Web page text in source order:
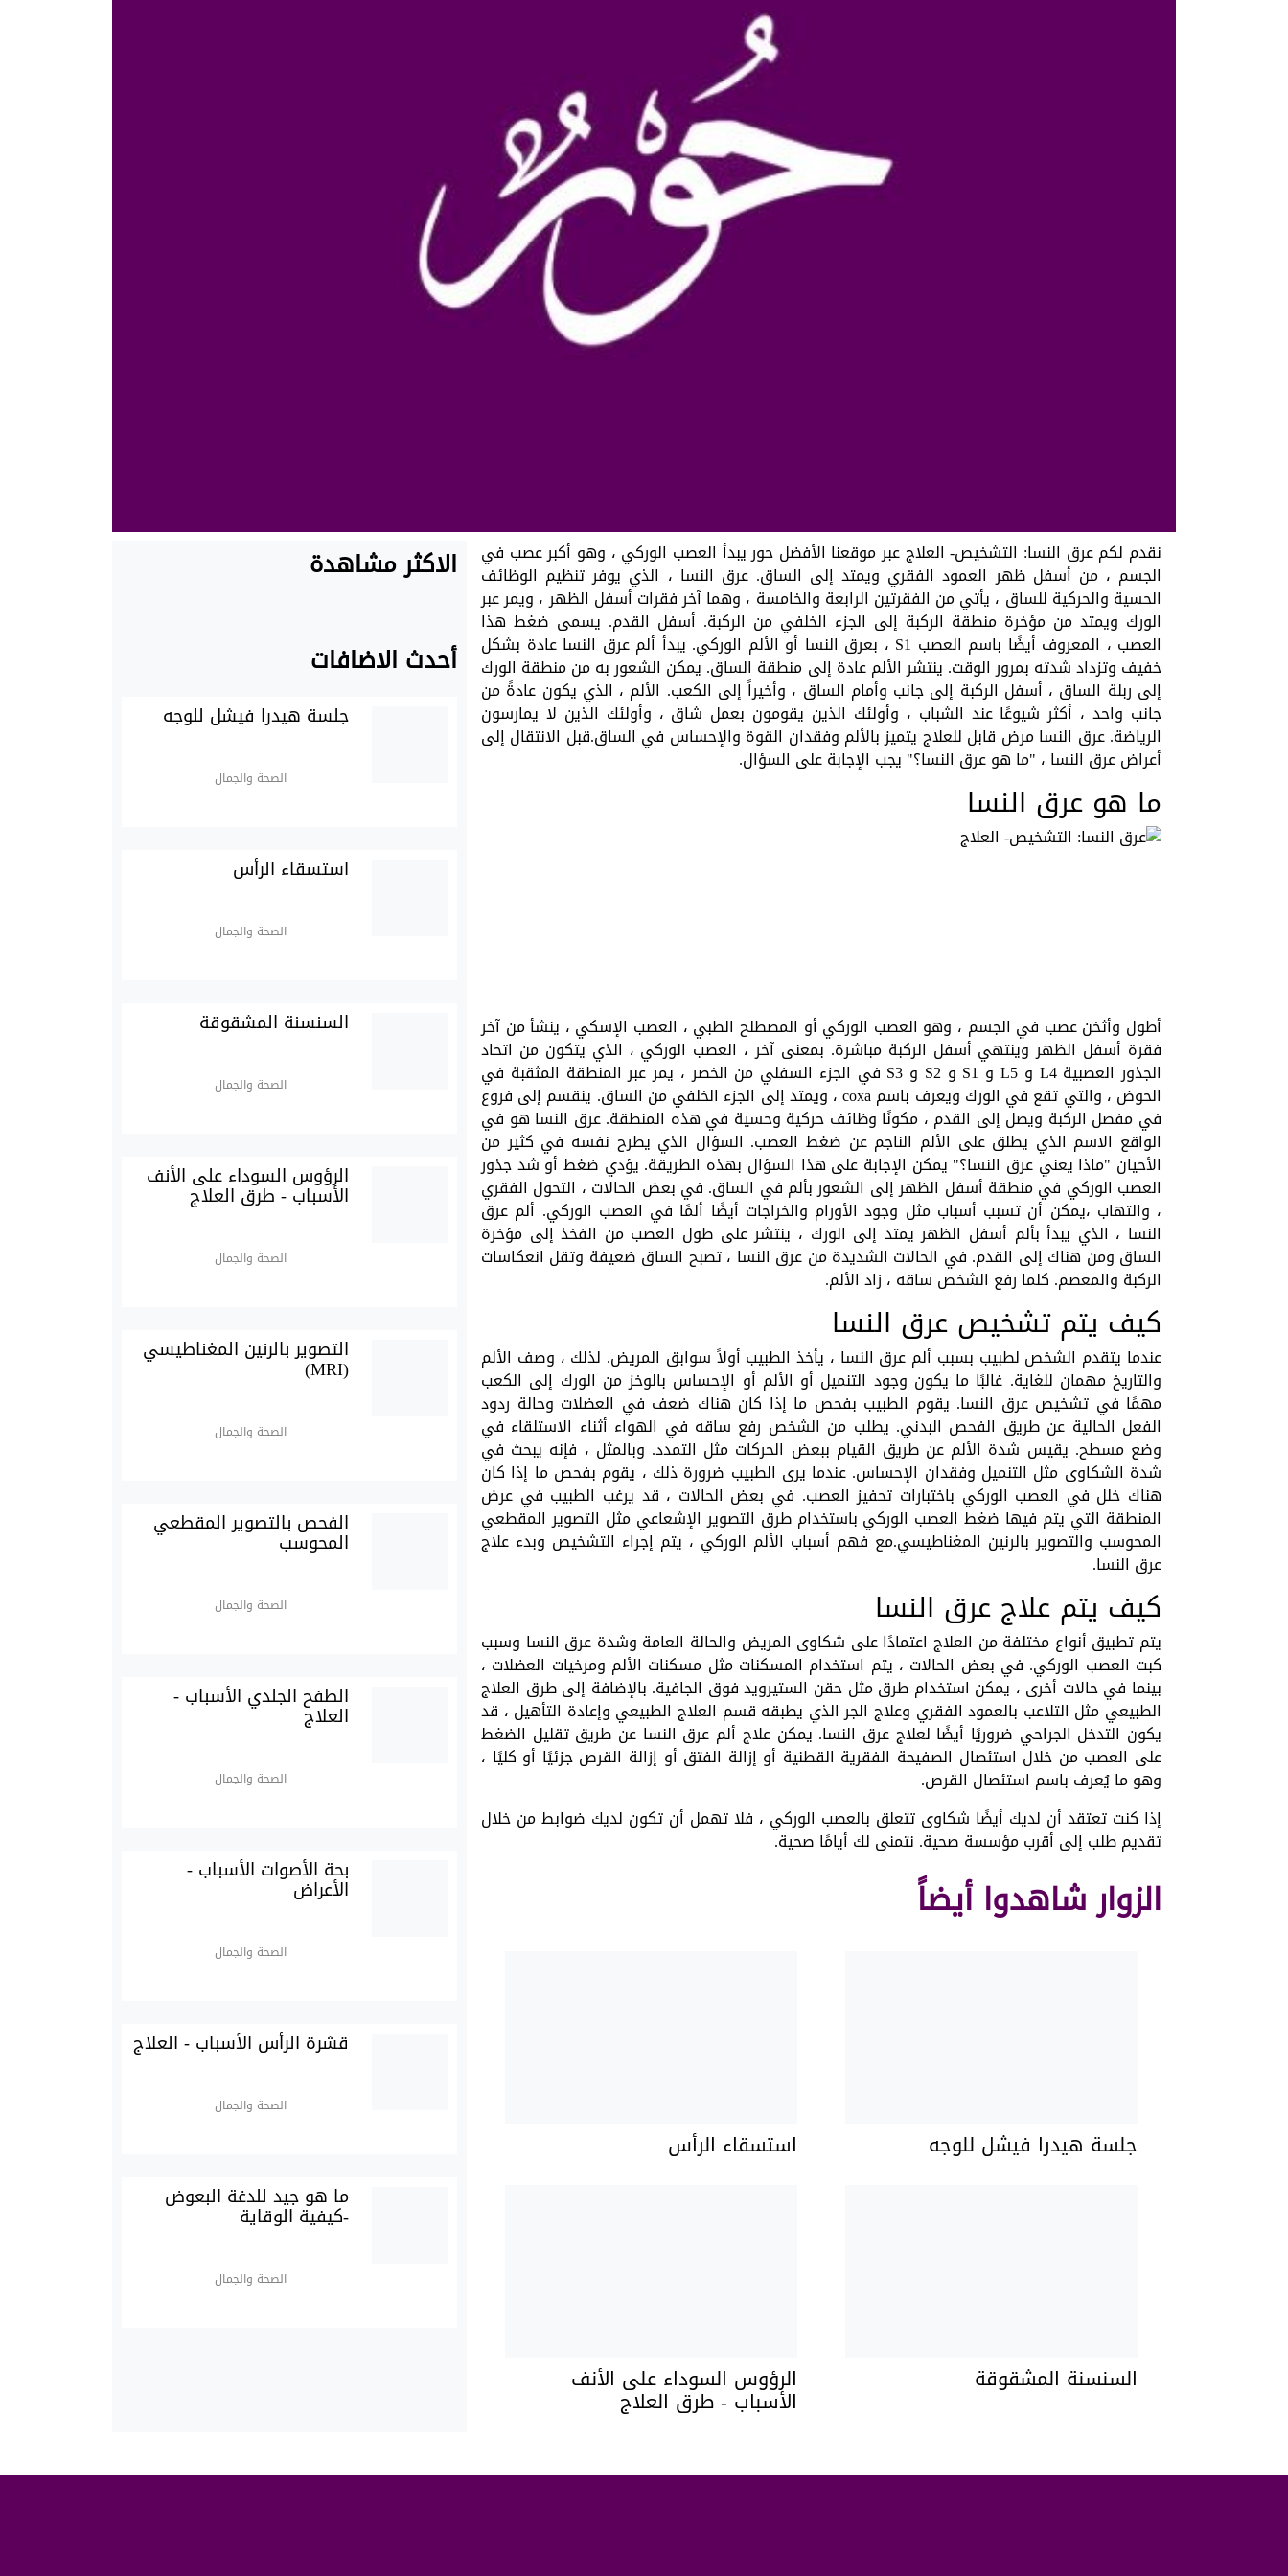
نقدم لكم عرق النسا: التشخيص- العلاج عبر موقعنا الأفضل حور يبدأ العصب الوركي ، وهو أكبر عصب في
الجسم ، من أسفل ظهر العمود الفقري ويمتد إلى الساق. عرق النسا ، الذي يوفر تنظيم الوظائف
الحسية والحركية للساق ، يأتي من الفقرتين الرابعة والخامسة ، وهما آخر فقرات أسفل الظهر ، ويمر عبر
الورك ويمتد من مؤخرة منطقة الركبة إلى الجزء الخلفي من الركبة. أسفل القدم. يسمى ضغط هذا
العصب ، المعروف أيضًا باسم العصب S1 ، بعرق النسا أو الألم الوركي. يبدأ ألم عرق النسا عادة بشكل
خفيف وتزداد شدته بمرور الوقت. ينتشر الألم عادة إلى منطقة الساق. يمكن الشعور به من منطقة الورك
إلى ربلة الساق ، أسفل الركبة إلى جانب وأمام الساق ، وأخيراً إلى الكعب. الألم ، الذي يكون عادةً من
جانب واحد ، أكثر شيوعًا عند الشباب ، وأولئك الذين يقومون بعمل شاق ، وأولئك الذين لا يمارسون
الرياضة. عرق النسا مرض قابل للعلاج يتميز بالألم وفقدان القوة والإحساس في الساق.قبل الانتقال إلى
أعراض عرق النسا ، "ما هو عرق النسا؟" يجب الإجابة على السؤال.
ما هو عرق النسا
أطول وأثخن عصب في الجسم ، وهو العصب الوركي أو المصطلح الطبي ، العصب الإسكي ، ينشأ من آخر
فقرة أسفل الظهر وينتهي أسفل الركبة مباشرة. بمعنى آخر ، العصب الوركي ، الذي يتكون من اتحاد
الجذور العصبية L4 و L5 و S1 و S2 و S3 في الجزء السفلي من الخصر ، يمر عبر المنطقة المثقبة في
الحوض ، والتي تقع في الورك ويعرف باسم coxa ، ويمتد إلى الجزء الخلفي من الساق. ينقسم إلى فروع
في مفصل الركبة ويصل إلى القدم ، مكونًا وظائف حركية وحسية في هذه المنطقة. عرق النسا هو في
الواقع الاسم الذي يطلق على الألم الناجم عن ضغط العصب. السؤال الذي يطرح نفسه في كثير من
الأحيان "ماذا يعني عرق النسا؟" يمكن الإجابة على هذا السؤال بهذه الطريقة. يؤدي ضغط أو شد جذور
العصب الوركي في منطقة أسفل الظهر إلى الشعور بألم في الساق. في بعض الحالات ، التحول الفقري
، والتهاب ،يمكن أن تسبب أسباب مثل وجود الأورام والخراجات أيضًا ألمًا في العصب الوركي. ألم عرق
النسا ، الذي يبدأ بألم أسفل الظهر يمتد إلى الورك ، ينتشر على طول العصب من الفخذ إلى مؤخرة
الساق ومن هناك إلى القدم. في الحالات الشديدة من عرق النسا ، تصبح الساق ضعيفة وتقل انعكاسات
الركبة والمعصم. كلما رفع الشخص ساقه ، زاد الألم.
كيف يتم تشخيص عرق النسا
عندما يتقدم الشخص لطبيب بسبب ألم عرق النسا ، يأخذ الطبيب أولاً سوابق المريض. لذلك ، وصف الألم
والتاريخ مهمان للغاية. غالبًا ما يكون وجود التنميل أو الألم أو الإحساس بالوخز من الورك إلى الكعب
مهمًا في تشخيص عرق النسا. يقوم الطبيب بفحص ما إذا كان هناك ضعف في العضلات وحالة ردود
الفعل الحالية عن طريق الفحص البدني. يطلب من الشخص رفع ساقه في الهواء أثناء الاستلقاء في
وضع مسطح. يقيس شدة الألم عن طريق القيام ببعض الحركات مثل التمدد. وبالمثل ، فإنه يبحث في
شدة الشكاوى مثل التنميل وفقدان الإحساس. عندما يرى الطبيب ضرورة ذلك ، يقوم بفحص ما إذا كان
هناك خلل في العصب الوركي باختبارات تحفيز العصب. في بعض الحالات ، قد يرغب الطبيب في عرض
المنطقة التي يتم فيها ضغط العصب الوركي باستخدام طرق التصوير الإشعاعي مثل التصوير المقطعي
المحوسب والتصوير بالرنين المغناطيسي.مع فهم أسباب الألم الوركي ، يتم إجراء التشخيص وبدء علاج
عرق النسا.
كيف يتم علاج عرق النسا
يتم تطبيق أنواع مختلفة من العلاج اعتمادًا على شكاوى المريض والحالة العامة وشدة عرق النسا وسبب
كبت العصب الوركي. في بعض الحالات ، يتم استخدام المسكنات مثل مسكنات الألم ومرخيات العضلات ،
بينما في حالات أخرى ، يمكن استخدام طرق مثل حقن الستيرويد فوق الجافية. بالإضافة إلى طرق العلاج
الطبيعي مثل التلاعب بالعمود الفقري وعلاج الجر الذي يطبقه قسم العلاج الطبيعي وإعادة التأهيل ، قد
يكون التدخل الجراحي ضروريًا أيضًا لعلاج عرق النسا. يمكن علاج ألم عرق النسا عن طريق تقليل الضغط
على العصب من خلال استئصال الصفيحة الفقرية القطنية أو إزالة الفتق أو إزالة القرص جزئيًا أو كليًا ،
وهو ما يُعرف باسم استئصال القرص.
إذا كنت تعتقد أن لديك أيضًا شكاوى تتعلق بالعصب الوركي ، فلا تهمل أن تكون لديك ضوابط من خلال
تقديم طلب إلى أقرب مؤسسة صحية. نتمنى لك أيامًا صحية.
الزوار شاهدوا أيضاً
جلسة هيدرا فيشل للوجه استسقاء الرأس
السنسنة المشقوقة الرؤوس السوداء على الأنف
الأسباب - طرق العلاج
الاكثر مشاهدة
أحدث الاضافات
جلسة هيدرا فيشل للوجه
الصحة والجمال
استسقاء الرأس
الصحة والجمال
السنسنة المشقوقة
الصحة والجمال
الرؤوس السوداء على الأنف
الأسباب - طرق العلاج
الصحة والجمال
التصوير بالرنين المغناطيسي
(MRI)
الصحة والجمال
الفحص بالتصوير المقطعي
المحوسب
الصحة والجمال
الطفح الجلدي الأسباب -
العلاج
الصحة والجمال
بحة الأصوات الأسباب -
الأعراض
الصحة والجمال
قشرة الرأس الأسباب - العلاج
الصحة والجمال
ما هو جيد للدغة البعوض
-كيفية الوقاية
الصحة والجمال